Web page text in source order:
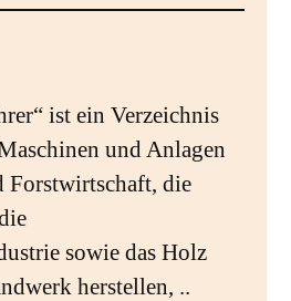
ist ein Verzeichnis
und Anlagen
die
sowie das Holz
herstellen, ..